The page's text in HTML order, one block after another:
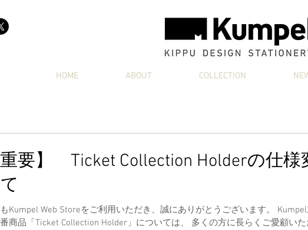
HOME ABOUT COLLECTION
重要】 Ticket Collection Holderの仕様
Kumpel Web Storeをご利用いただき、誠にありがとうございます。 Kumpel
商品「Ticket Collection Holder」については、 多くの方に長らくご愛顧いた